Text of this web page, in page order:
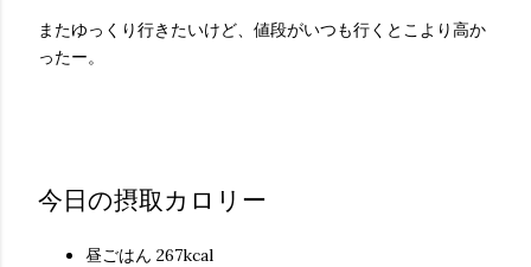
またゆっくり行きたいけど、値段がいつも行くとこより高か
ったー。
今日の摂取カロリー
昼ごはん 267kcal